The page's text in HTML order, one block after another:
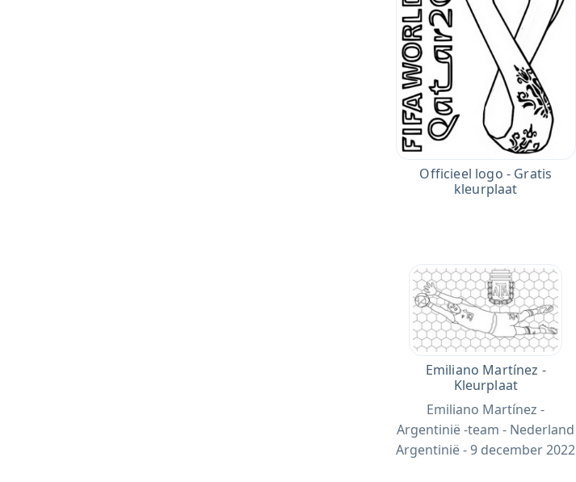
Officieel logo - Gratis
kleurplaat
Emiliano Martínez -
Kleurplaat
Emiliano Martínez -
Argentinië -team - Nederland
Argentinië - 9 december 2022